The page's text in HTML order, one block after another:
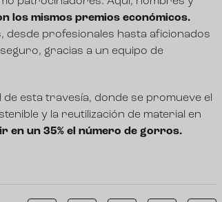
los mismos premios económicos.
desde profesionales hasta aficionados
gracias a un equipo de
esta travesía, donde se promueve el
y la reutilización de material en
en un 35% el número de gorros.